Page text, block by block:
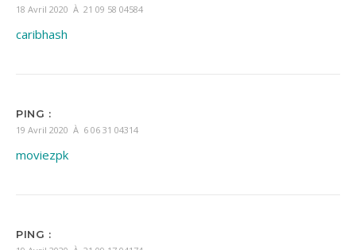
18 Avril 2020 À 21 09 58 04584
caribhash
PING :
19 Avril 2020 À 6 06 31 04314
moviezpk
PING :